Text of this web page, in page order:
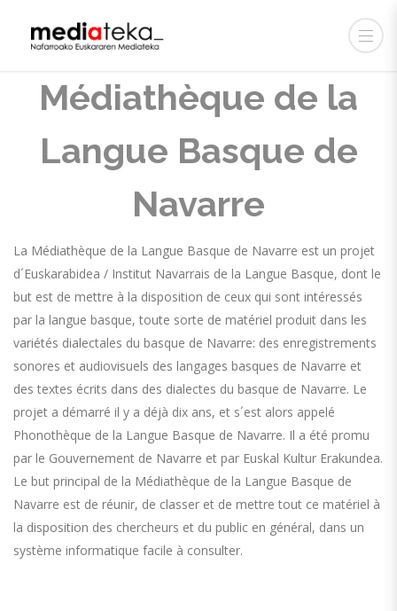
Médiathèque de la
Langue Basque de
Navarre
La Médiathèque de la Langue Basque de Navarre est un projet
d´Euskarabidea / Institut Navarrais de la Langue Basque, dont le
but est de mettre à la disposition de ceux qui sont intéressés
par la langue basque, toute sorte de matériel produit dans les
variétés dialectales du basque de Navarre: des enregistrements
sonores et audiovisuels des langages basques de Navarre et
des textes écrits dans des dialectes du basque de Navarre. Le
projet a démarré il y a déjà dix ans, et s´est alors appelé
Phonothèque de la Langue Basque de Navarre. Il a été promu
par le Gouvernement de Navarre et par Euskal Kultur Erakundea.
Le but principal de la Médiathèque de la Langue Basque de
Navarre est de réunir, de classer et de mettre tout ce matériel à
la disposition des chercheurs et du public en général, dans un
système informatique facile à consulter.